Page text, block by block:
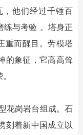
他们经过千锤百
练与考验 。塔身正
重而醒目。劳模塔
的象征，它高高耸
花岗岩台组成。石
刻着新中国成立以